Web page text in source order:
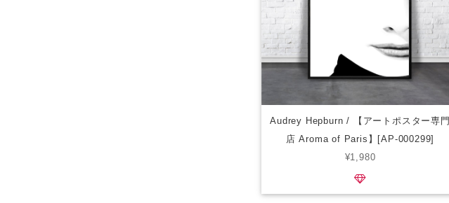
Audrey Hepburn / 【アートポスター専門
店 Aroma of Paris】[AP-000299]
¥1,980